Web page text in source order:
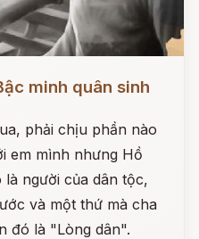
minh quân sinh
phải chịu phần nào
em mình nhưng Hồ
người của dân tộc,
và một thứ mà cha
đó là "Lòng dân".